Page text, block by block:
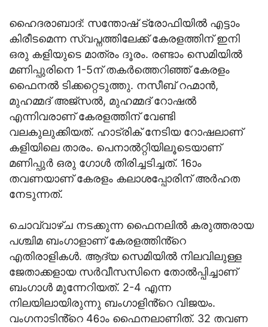
ഹൈദരാബാദ്: സന്തോഷ് ട്രോഫിയില്‍ എട്ടാം
കിരീടമെന്ന സ്വപ്നത്തിലേക്ക് കേരളത്തിന് ഇനി
ഒരു കളിയുടെ മാത്രം ദൂരം. രണ്ടാം സെമിയില്‍
മണിപ്പുരിനെ 1-5ന് തകര്‍ത്തെറിഞ്ഞ് കേരളം
ഫൈനല്‍ ടിക്കറ്റെടുത്തു. നസീബ് റഹ്മാൻ,
മുഹമ്മദ് അജ്സൽ, മുഹമ്മദ് റോഷൽ
എന്നിവരാണ് കേരളത്തിന് വേണ്ടി
വലകുലുക്കിയത്. ഹാട്രിക് നേടിയ റോഷലാണ്
കളിയിലെ താരം. പെനാല്‍റ്റിയിലൂടെയാണ്
മണിപ്പുര്‍ ഒരു ഗോള്‍ തിരിച്ചടിച്ചത്. 16ാം
തവണയാണ് കേരളം കലാശപ്പോരിന് അർഹത
നേടുന്നത്.
ചൊവ്വാഴ്ച നടക്കുന്ന ഫൈനലില്‍ കരുത്തരായ
പശ്ചിമ ബംഗാളാണ് കേരളത്തിൻ്റെ
എതിരാളികൾ. ആദ്യ സെമിയില്‍ നിലവിലുള്ള
ജേതാക്കളായ സര്‍വീസസിനെ തോല്‍പ്പിച്ചാണ്
ബംഗാള്‍ മുന്നേറിയത്. 2-4 എന്ന
നിലയിലായിരുന്നു ബംഗാളിൻ്റെ വിജയം.
വംഗനാടിൻ്റെ 46ാം ഫൈനലാണിത്. 32 തവണ